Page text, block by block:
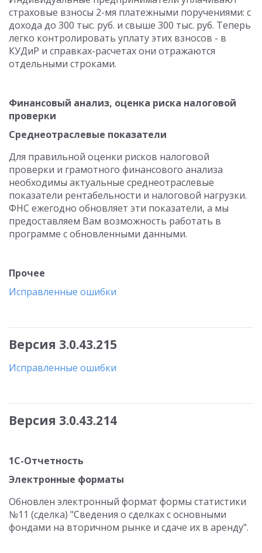
страховые взносы 2-мя платежными поручениями: с
дохода до 300 тыс. руб. и свыше 300 тыс. руб. Теперь
легко контролировать уплату этих взносов - в
КУДиР и справках-расчетах они отражаются
отдельными строками.
Финансовый анализ, оценка риска налоговой
проверки
Среднеотраслевые показатели
Для правильной оценки рисков налоговой
проверки и грамотного финансового анализа
необходимы актуальные среднеотраслевые
показатели рентабельности и налоговой нагрузки.
ФНС ежегодно обновляет эти показатели, а мы
предоставляем Вам возможность работать в
программе с обновленными данными.
Прочее
Исправленные ошибки
Версия 3.0.43.215
Исправленные ошибки
Версия 3.0.43.214
1С-Отчетность
Электронные форматы
Обновлен электронный формат формы статистики
№11 (сделка) "Сведения о сделках с основными
фондами на вторичном рынке и сдаче их в аренду".